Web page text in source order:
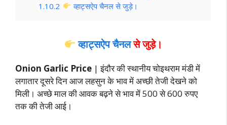
1.10.2
व्हाट्सऐप चैनल से जुड़े।
व्हाट्सऐप चैनलसे जुड़े।
Onion Garlic Price | इंदौर की स्थानीय चोइथराम मंडी में
लगातार दूसरे दिन आज लहसुन के भाव में अच्छी तेजी देखने को
मिली। अच्छे माल की आवक बढ़ने से भाव में 500 से 600 रुपए
तक की तेजी आई।